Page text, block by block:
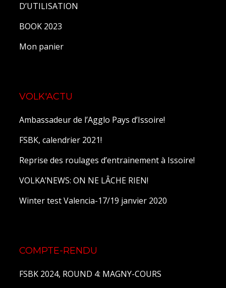
D’UTILISATION
BOOK 2023
Mon panier
VOLK'ACTU
Ambassadeur de l’Agglo Pays d’Issoire!
FSBK, calendrier 2021!
Reprise des roulages d’entrainement à Issoire!
VOLKA’NEWS: ON NE LÂCHE RIEN!
Winter test Valencia-17/19 janvier 2020
COMPTE-RENDU
FSBK 2024, ROUND 4: MAGNY-COURS